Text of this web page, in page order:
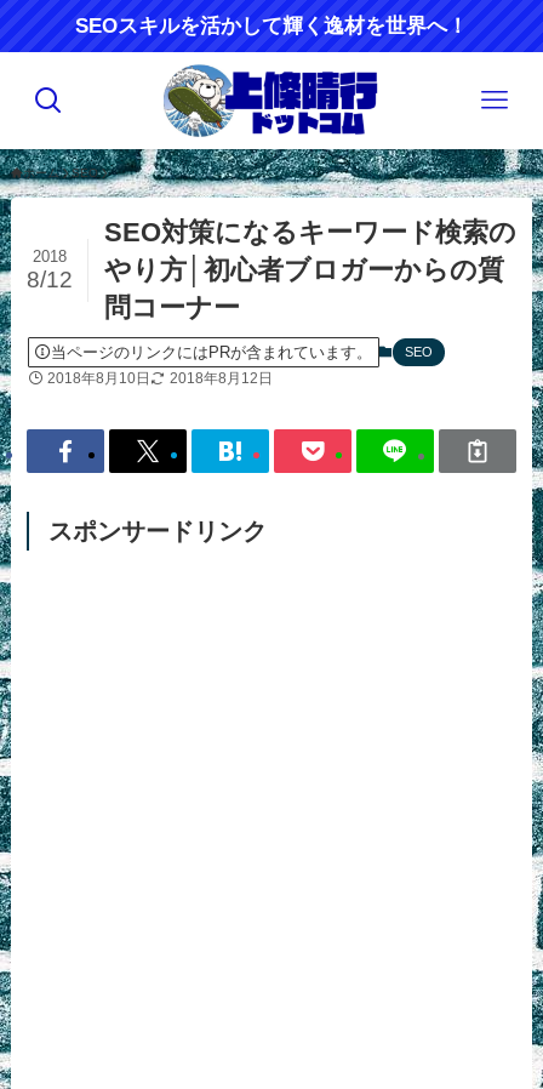
SEOスキルを活かして輝く逸材を世界へ！
ホーム SEO
SEO対策になるキーワード検索の
やり方│初心者ブロガーからの質
問コーナー
2018
8/12
当ページのリンクにはPRが含まれています。 SEO
2018年8月10日 2018年8月12日
スポンサードリンク